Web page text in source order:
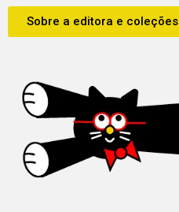
Sobre a editora e coleções